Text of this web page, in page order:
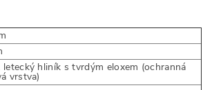
letecký hliník s tvrdým eloxem (ochranná
vrstva)